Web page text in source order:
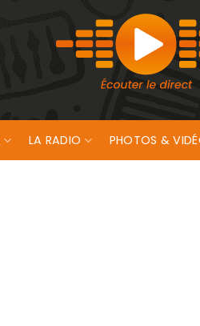
LA RADIO PHOTOS &